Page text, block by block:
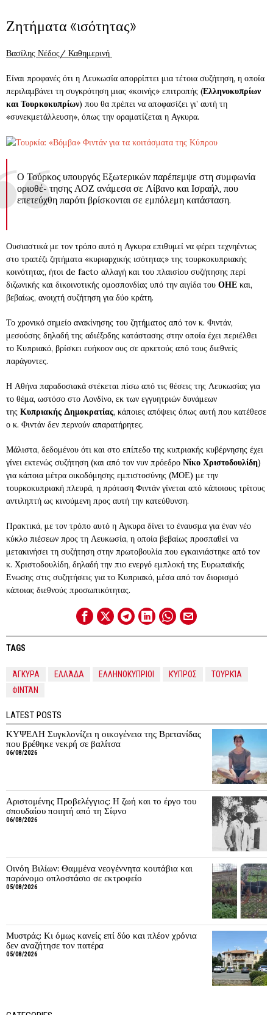
Ζητήματα «ισότητας»
Βασίλης Νέδος/ Καθημερινή
Είναι προφανές ότι η Λευκωσία απορρίπτει μια τέτοια συζήτηση, η οποία
περιλαμβάνει τη συγκρότηση μιας «κοινής» επιτροπής (Ελληνοκυπρίων
και Τουρκοκυπρίων) που θα πρέπει να αποφασίζει γι’ αυτή τη
«συνεκμετάλλευση», όπως την οραματίζεται η Αγκυρα.
Ο Τούρκος υπουργός Εξωτερικών παρέπεμψε στη συμφωνία
οριοθέ- τησης ΑΟΖ ανάμεσα σε Λίβανο και Ισραήλ, που
επετεύχθη παρότι βρίσκονται σε εμπόλεμη κατάσταση.
Ουσιαστικά με τον τρόπο αυτό η Αγκυρα επιθυμεί να φέρει τεχνηέντως
στο τραπέζι ζητήματα «κυριαρχικής ισότητας» της τουρκοκυπριακής
κοινότητας, ήτοι de facto αλλαγή και του πλαισίου συζήτησης περί
διζωνικής και δικοινοτικής ομοσπονδίας υπό την αιγίδα του ΟΗΕ και,
βεβαίως, ανοιχτή συζήτηση για δύο κράτη.
Το χρονικό σημείο ανακίνησης του ζητήματος από τον κ. Φιντάν,
μεσούσης δηλαδή της αδιέξοδης κατάστασης στην οποία έχει περιέλθει
το Κυπριακό, βρίσκει ευήκοον ους σε αρκετούς από τους διεθνείς
παράγοντες.
Η Αθήνα παραδοσιακά στέκεται πίσω από τις θέσεις της Λευκωσίας για
το θέμα, ωστόσο στο Λονδίνο, εκ των εγγυητριών δυνάμεων
της Κυπριακής Δημοκρατίας, κάποιες απόψεις όπως αυτή που κατέθεσε
ο κ. Φιντάν δεν περνούν απαρατήρητες.
Μάλιστα, δεδομένου ότι και στο επίπεδο της κυπριακής κυβέρνησης έχει
γίνει εκτενώς συζήτηση (και από τον νυν πρόεδρο Νίκο Χριστοδουλίδη)
για κάποια μέτρα οικοδόμησης εμπιστοσύνης (ΜΟΕ) με την
τουρκοκυπριακή πλευρά, η πρόταση Φιντάν γίνεται από κάποιους τρίτους
αντιληπτή ως κινούμενη προς αυτή την κατεύθυνση.
Πρακτικά, με τον τρόπο αυτό η Αγκυρα δίνει το έναυσμα για έναν νέο
κύκλο πιέσεων προς τη Λευκωσία, η οποία βεβαίως προσπαθεί να
μετακινήσει τη συζήτηση στην πρωτοβουλία που εγκαινιάστηκε από τον
κ. Χριστοδουλίδη, δηλαδή την πιο ενεργό εμπλοκή της Ευρωπαϊκής
Ενωσης στις συζητήσεις για το Κυπριακό, μέσα από τον διορισμό
κάποιας διεθνούς προσωπικότητας.
TAGS
ΆΓΚΥΡΑ ΕΛΛΆΔΑ ΕΛΛΗΝΟΚΥΠΡΙΟΙ ΚΎΠΡΟΣ
ΤΟΥΡΚΊΑ
ΦΙΝΤΆΝ
LATEST POSTS
ΚΥΨΕΛΗ Συγκλονίζει η οικογένεια της Βρετανίδας
που βρέθηκε νεκρή σε βαλίτσα
06/08/2026
Αριστομένης Προβελέγγιος: Η ζωή και το έργο του
σπουδαίου ποιητή από τη Σίφνο
06/08/2026
Οινόη Βιλίων: Θαμμένα νεογέννητα κουτάβια και
παράνομο οπλοστάσιο σε εκτροφείο
05/08/2026
Μυστράς: Κι όμως κανείς επί δύο και πλέον χρόνια
δεν αναζήτησε τον πατέρα
05/08/2026